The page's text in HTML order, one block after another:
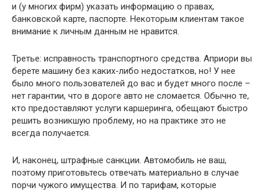
и (у многих фирм) указать информацию о правах,
банковской карте, паспорте. Некоторым клиентам такое
внимание к личным данным не нравится.
Третье: исправность транспортного средства. Априори вы
берете машину без каких-либо недостатков, но! У нее
было много пользователей до вас и будет много после –
нет гарантии, что в дороге авто не сломается. Обычно те,
кто предоставляют услуги каршеринга, обещают быстро
решить возникшую проблему, но на практике это не
всегда получается.
И, наконец, штрафные санкции. Автомобиль не ваш,
поэтому приготовьтесь отвечать материально в случае
порчи чужого имущества. И по тарифам, которые